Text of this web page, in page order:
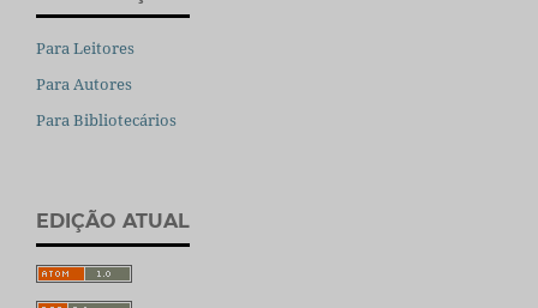
Para Leitores
Para Autores
Para Bibliotecários
EDIÇÃO ATUAL